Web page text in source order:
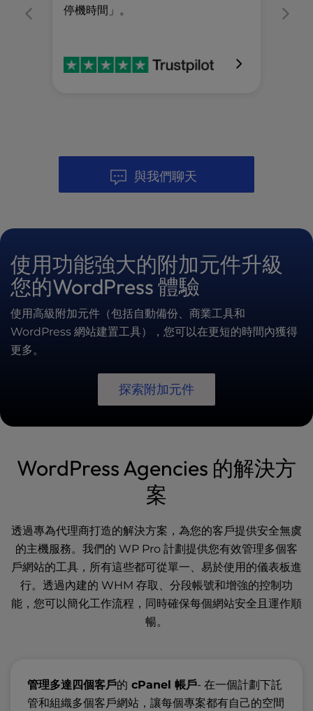
停機時間」。
與我們聊天
使用功能強大的附加元件升級
您的WordPress 體驗
使用高級附加元件（包括自動備份、商業工具和
WordPress 網站建置工具），您可以在更短的時間內獲得
更多。
探索附加元件
WordPress Agencies 的解決方
案
透過專為代理商打造的解決方案，為您的客戶提供安全無虞
的主機服務。我們的 WP Pro 計劃提供您有效管理多個客
戶網站的工具，所有這些都可從單一、易於使用的儀表板進
行。透過內建的 WHM 存取、分段帳號和增強的控制功
能，您可以簡化工作流程，同時確保每個網站安全且運作順
暢。
管理多達四個客戶的 cPanel 帳戶- 在一個計劃下託
管和組織多個客戶網站，讓每個專案都有自己的空間